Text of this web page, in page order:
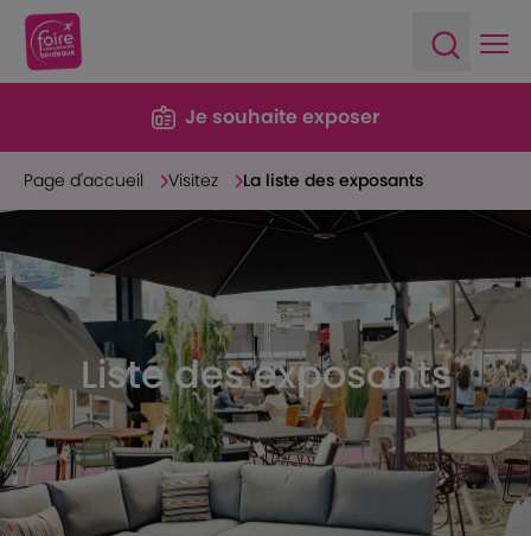
Je souhaite exposer
Page d'accueil Visitez La liste des exposants
Liste des exposants